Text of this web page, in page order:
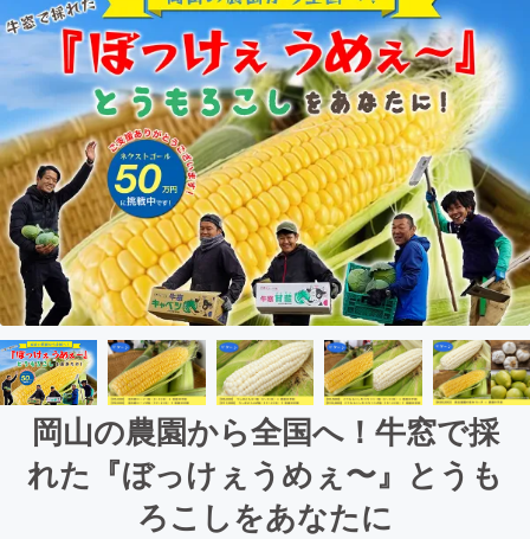
岡山の農園から全国へ！牛窓で採
れた『ぼっけぇうめぇ〜』とうも
ろこしをあなたに